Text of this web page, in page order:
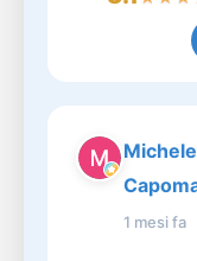
1 mesi fa